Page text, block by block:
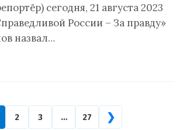
сегодня, 21 августа 2023
России – За правду»
назвал…
2 3 … 27 ❯